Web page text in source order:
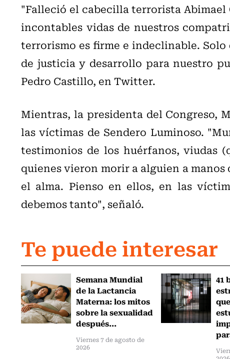
"Falleció el cabecilla terrorista Abimael
incontables vidas de nuestros
terrorismo es firme e indeclinable.
de justicia y desarrollo para nuestro
Pedro Castillo, en Twitter.
Mientras, la presidenta del Congreso,
las víctimas de Sendero Luminoso.
testimonios de los huérfanos, viudas
quienes vieron morir a alguien a
el alma. Pienso en ellos, en las
debemos tanto", señaló.
Te puede interesar
Semana Mundial
de la Lactancia
Materna: los mitos
sobre la sexualidad
después...
Viernes 7 de agosto de
2026
41